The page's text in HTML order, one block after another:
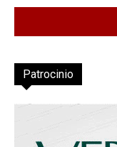
Patrocinio